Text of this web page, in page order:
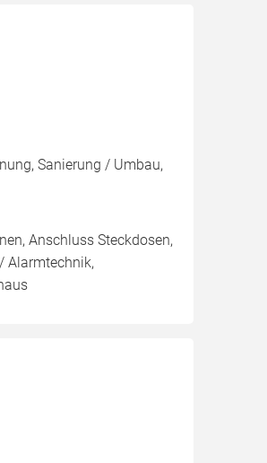
Sanierung / Umbau,
Anschluss Steckdosen,
Alarmtechnik,